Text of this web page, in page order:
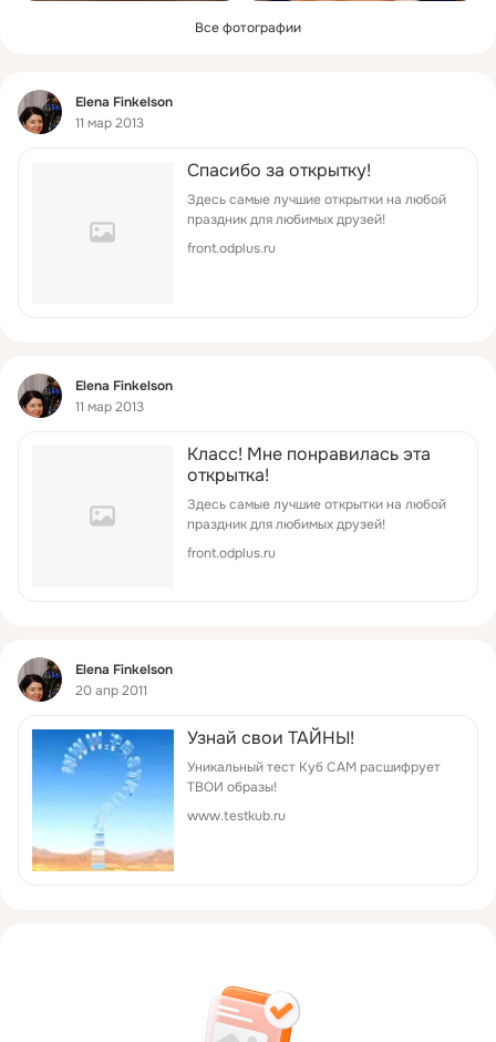
Все фотографии
Фид
Elena Finkelson
11 мар 2013
Спасибо за открытку!
Здесь самые лучшие открытки на любой
праздник для любимых друзей!
front.odplus.ru
Фид
Elena Finkelson
11 мар 2013
Класс! Мне понравилась эта
открытка!
Здесь самые лучшие открытки на любой
праздник для любимых друзей!
front.odplus.ru
Фид
Elena Finkelson
20 апр 2011
Узнай свои ТАЙНЫ!
Уникальный тест Куб САМ расшифрует
ТВОИ образы!
www.testkub.ru